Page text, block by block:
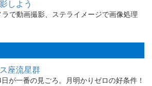
しよう
で動画撮影、ステライメージで画像処理
座流星群
が一番の見ごろ。月明かりゼロの好条件！